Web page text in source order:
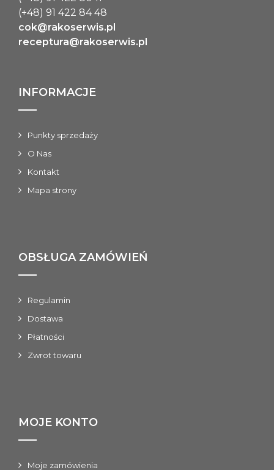
(+48) 91 422 84 48
cok@rakoserwis.pl
receptura@rakoserwis.pl
INFORMACJE
Punkty sprzedaży
O Nas
Kontakt
Mapa strony
OBSŁUGA ZAMÓWIEŃ
Regulamin
Dostawa
Płatności
Zwrot towaru
MOJE KONTO
Moje zamówienia